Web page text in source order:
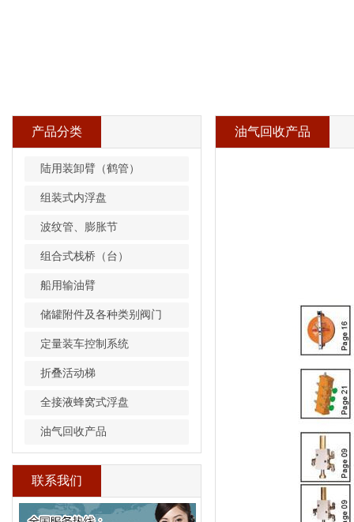
产品分类
陆用装卸臂（鹤管）
组装式内浮盘
波纹管、膨胀节
组合式栈桥（台）
船用输油臂
储罐附件及各种类别阀门
定量装车控制系统
折叠活动梯
全接液蜂窝式浮盘
油气回收产品
联系我们
油气回收产品